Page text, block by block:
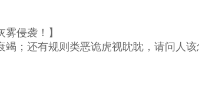
侵袭！】
；还有规则类恶诡虎视眈眈，请问人该